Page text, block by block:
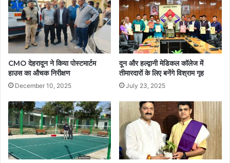
CMO देहरादून ने किया पोस्टमार्टम
हाउस का औचक निरीक्षण
December 10, 2025
दून और हल्द्वानी मेडिकल कॉलेज में
तीमारदारों के लिए बनेंगे विश्राम गृह
July 23, 2025